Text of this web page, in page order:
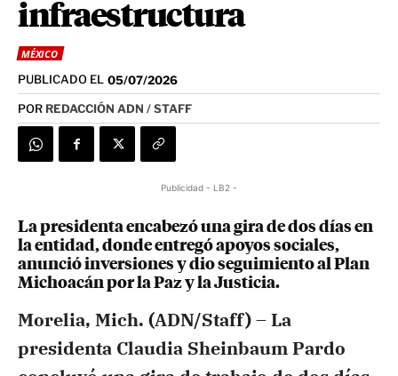
infraestructura
MÉXICO
PUBLICADO EL 05/07/2026
POR REDACCIÓN ADN / STAFF
Publicidad - LB2 -
La presidenta encabezó una gira de dos días en
la entidad, donde entregó apoyos sociales,
anunció inversiones y dio seguimiento al Plan
Michoacán por la Paz y la Justicia.
Morelia, Mich. (ADN/Staff) –La
presidenta Claudia Sheinbaum Pardo